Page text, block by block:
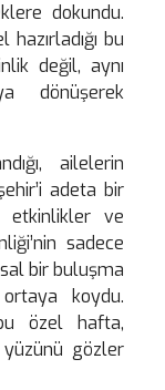
dokundu.
bu
değil, aynı
dönüşerek
ailelerin
adeta bir
etkinlikler ve
sadece
bir buluşma
koydu.
özel hafta,
gözler